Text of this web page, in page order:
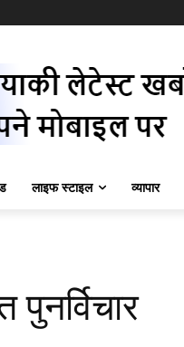
लाइफ स्टाइल व्यापार